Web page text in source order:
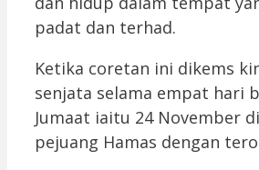
padat dan terhad.
Ketika coretan ini dikems
senjata selama empat hari
Jumaat iaitu 24 November
pejuang Hamas dengan